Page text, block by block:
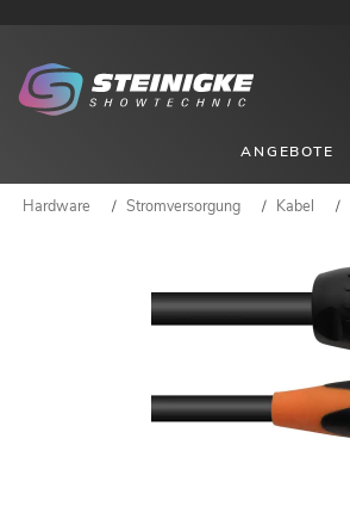
ANGEBOTE
Hardware / Stromversorgung / Kabel /